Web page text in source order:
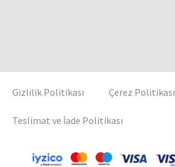
Gizlilik Politikası Çerez Politikası
Teslimat ve İade Politikası